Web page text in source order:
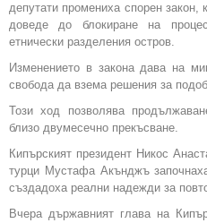
депутати промениха спорен закон,
доведе до блокиране на
етнически разделения остров.
Изменението в закона дава на
свобода да взема решения за
Този ход позволява
близо двумесечно прекъсване.
Кипърският президент Никос
турци Мустафа Акънджъ
създадоха реални надежди за
Вчера държавният глава на